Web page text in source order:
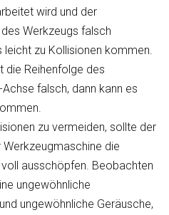
wird und der
Werkzeugs falsch
leicht zu Kollisionen kommen.
die Reihenfolge des
falsch, dann kann es
zu vermeiden, sollte der
die
ausschöpfen. Beobachten
ungewöhnliche
ungewöhnliche Geräusche,